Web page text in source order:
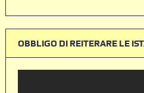
OBBLIGO DI REITERARE LE